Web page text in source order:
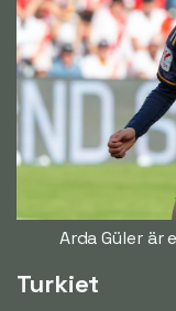
Arda Güler är
Turkiet